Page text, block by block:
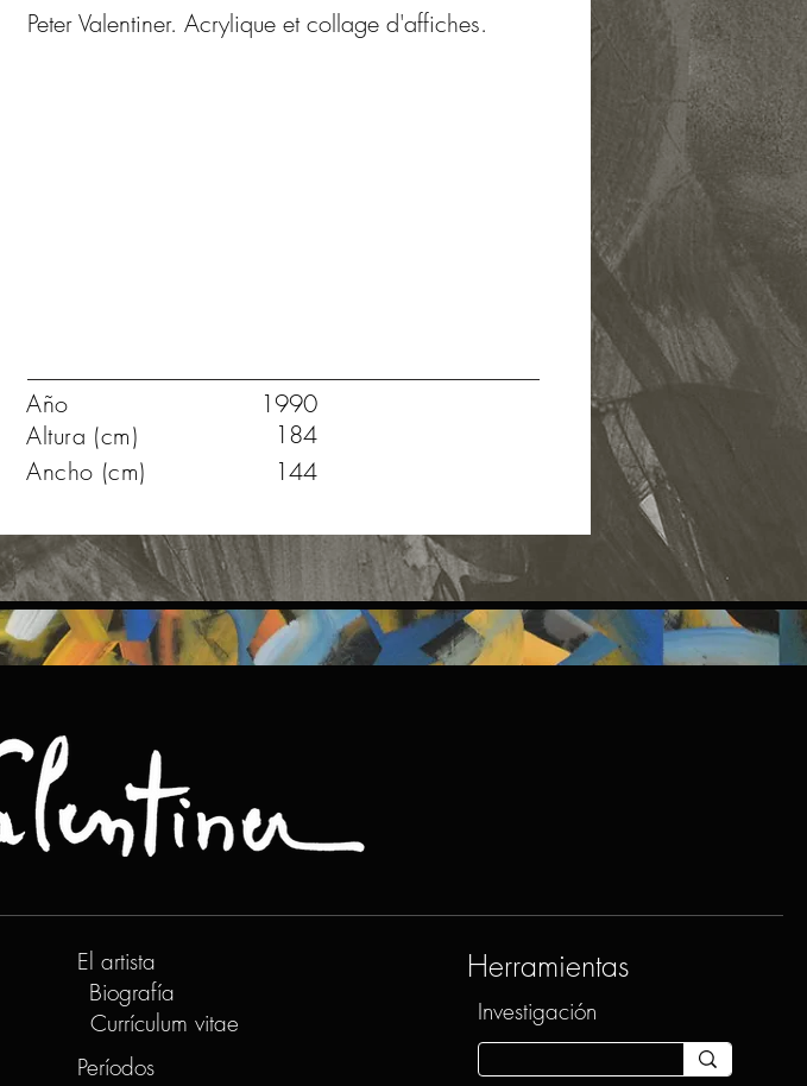
Peter Valentiner. Acrylique et collage d'affiches.
Año
1990
Altura (cm)
184
Ancho (cm)
144
El artista
Biografía
Currículum vitae
Períodos
Herramientas
Investigación